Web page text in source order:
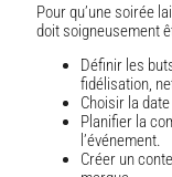
Pour qu’une soirée
doit soigneusement
Définir les
fidélisation,
Choisir la
Planifier la
l’événement.
Créer un